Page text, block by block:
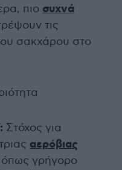
πιο συχνά
τις
σακχάρου στο
Στόχος για
αερόβιας
γρήγορο